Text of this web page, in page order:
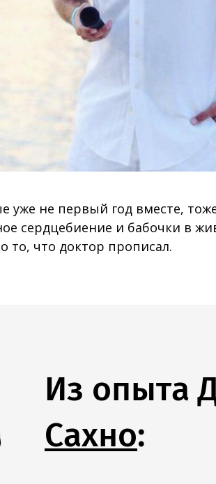
не первый год вместе,
сердцебиение и бабочки в
что доктор прописал.
Из опыта
Сахно: